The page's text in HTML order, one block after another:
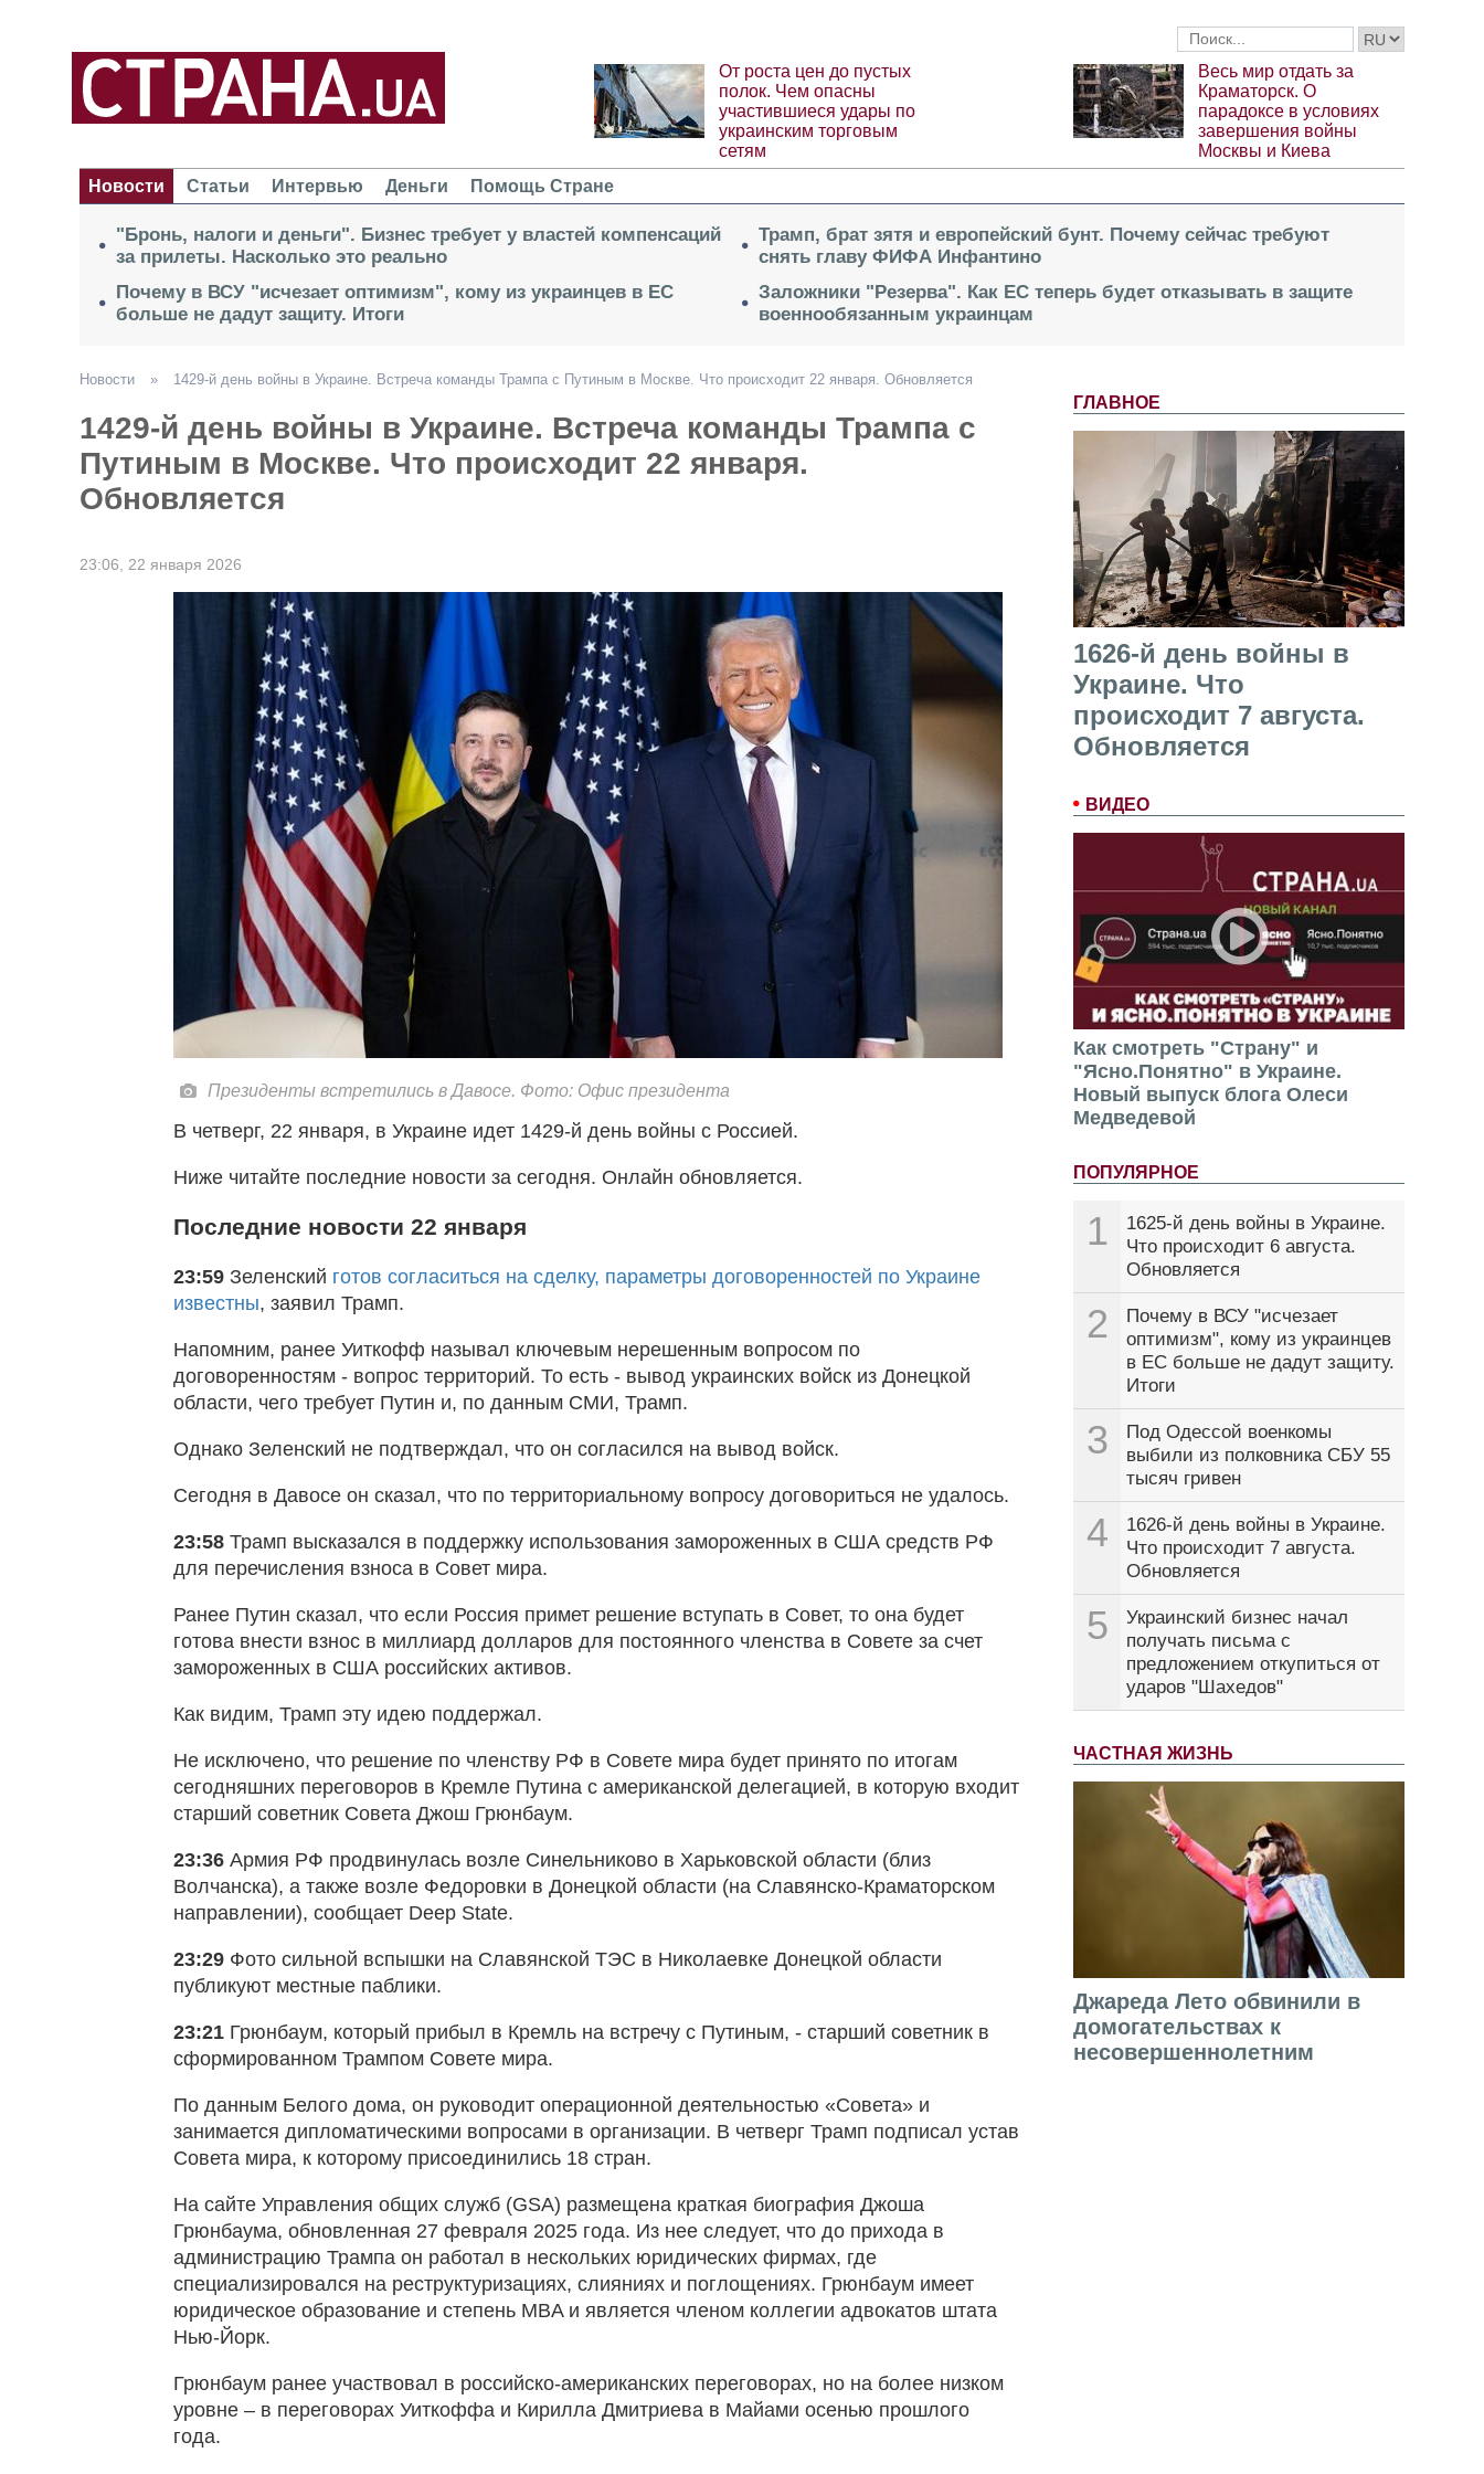
От роста цен до пустых
полок. Чем опасны
участившиеся удары по
украинским торговым
сетям
Весь мир отдать за
Краматорск. О
парадоксе в условиях
завершения войны
Москвы и Киева
Новости
Статьи Интервью Деньги Помощь Стране
"Бронь, налоги и деньги". Бизнес требует у властей компенсаций
за прилеты. Насколько это реально
Почему в ВСУ "исчезает оптимизм", кому из украинцев в ЕС
больше не дадут защиту. Итоги
Трамп, брат зятя и европейский бунт. Почему сейчас требуют
снять главу ФИФА Инфантино
Заложники "Резерва". Как ЕС теперь будет отказывать в защите
военнообязанным украинцам
ГЛАВНОЕ
1626-й день войны в
Украине. Что
происходит 7 августа.
Обновляется
ВИДЕО
Как смотреть "Страну" и
"Ясно.Понятно" в Украине.
Новый выпуск блога Олеси
Медведевой
ПОПУЛЯРНОЕ
1
1625-й день войны в Украине.
Что происходит 6 августа.
Обновляется
2
Почему в ВСУ "исчезает
оптимизм", кому из украинцев
в ЕС больше не дадут защиту.
Итоги
3
Под Одессой военкомы
выбили из полковника СБУ 55
тысяч гривен
4
1626-й день войны в Украине.
Что происходит 7 августа.
Обновляется
5
Украинский бизнес начал
получать письма с
предложением откупиться от
ударов "Шахедов"
ЧАСТНАЯ ЖИЗНЬ
Джареда Лето обвинили в
домогательствах к
несовершеннолетним
Новости » 1429-й день войны в Украине. Встреча команды Трампа с Путиным в Москве. Что происходит 22 января. Обновляется
1429-й день войны в Украине. Встреча команды Трампа с
Путиным в Москве. Что происходит 22 января.
Обновляется
23:06, 22 января 2026
Президенты встретились в Давосе. Фото: Офис президента
В четверг, 22 января, в Украине идет 1429-й день войны с Россией.
Ниже читайте последние новости за сегодня. Онлайн обновляется.
Последние новости 22 января
23:59Зеленский готов согласиться на сделку, параметры договоренностей по Украине
известны, заявил Трамп.
Напомним, ранее Уиткофф называл ключевым нерешенным вопросом по
договоренностям - вопрос территорий. То есть - вывод украинских войск из Донецкой
области, чего требует Путин и, по данным СМИ, Трамп.
Однако Зеленский не подтверждал, что он согласился на вывод войск.
Сегодня в Давосе он сказал, что по территориальному вопросу договориться не удалось.
23:58Трамп высказался в поддержку использования замороженных в США средств РФ
для перечисления взноса в Совет мира.
Ранее Путин сказал, что если Россия примет решение вступать в Совет, то она будет
готова внести взнос в миллиард долларов для постоянного членства в Совете за счет
замороженных в США российских активов.
Как видим, Трамп эту идею поддержал.
Не исключено, что решение по членству РФ в Совете мира будет принято по итогам
сегодняшних переговоров в Кремле Путина с американской делегацией, в которую входит
старший советник Совета Джош Грюнбаум.
23:36Армия РФ продвинулась возле Синельниково в Харьковской области (близ
Волчанска), а также возле Федоровки в Донецкой области (на Славянско-Краматорском
направлении), сообщает Deep State.
23:29 Фото сильной вспышки на Славянской ТЭС в Николаевке Донецкой области
публикуют местные паблики.
23:21 Грюнбаум, который прибыл в Кремль на встречу с Путиным, - старший советник в
сформированном Трампом Совете мира.
По данным Белого дома, он руководит операционной деятельностью «Совета» и
занимается дипломатическими вопросами в организации. В четверг Трамп подписал устав
Совета мира, к которому присоединились 18 стран.
На сайте Управления общих служб (GSA) размещена краткая биография Джоша
Грюнбаума, обновленная 27 февраля 2025 года. Из нее следует, что до прихода в
администрацию Трампа он работал в нескольких юридических фирмах, где
специализировался на реструктуризациях, слияниях и поглощениях. Грюнбаум имеет
юридическое образование и степень MBA и является членом коллегии адвокатов штата
Нью‑Йорк.
Грюнбаум ранее участвовал в российско‑американских переговорах, но на более низком
уровне – в переговорах Уиткоффа и Кирилла Дмитриева в Майами осенью прошлого
года.